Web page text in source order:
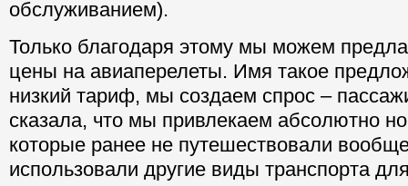
обслуживанием).
Только благодаря этому мы можем
цены на авиаперелеты. Имя такое
низкий тариф, мы создаем спрос –
сказала, что мы привлекаем абсолютно
которые ранее не путешествовали
использовали другие виды транспорта